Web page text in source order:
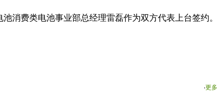
消费类电池事业部总经理雷磊作为双方代表上台签约。
‧更多